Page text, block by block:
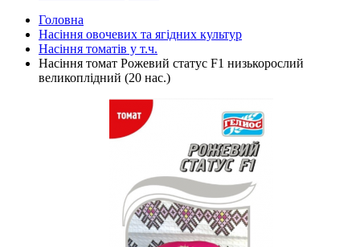
Головна
Насіння овочевих та ягідних культур
Насіння томатів у т.ч.
Насіння томат Рожевий статус F1 низькорослий
великоплідний (20 нас.)